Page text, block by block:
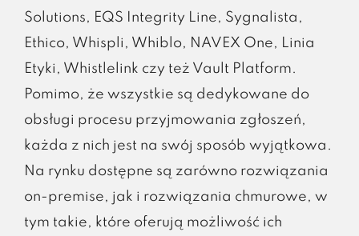
Solutions, EQS Integrity Line, Sygnalista,
Ethico, Whispli, Whiblo, NAVEX One, Linia
Etyki, Whistlelink czy też Vault Platform.
Pomimo, że wszystkie są dedykowane do
obsługi procesu przyjmowania zgłoszeń,
każda z nich jest na swój sposób wyjątkowa.
Na rynku dostępne są zarówno rozwiązania
on-premise, jak i rozwiązania chmurowe, w
tym takie, które oferują możliwość ich